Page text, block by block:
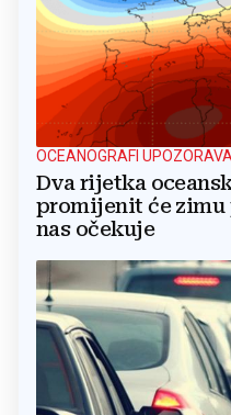
OCEANOGRAFI
Dva rijetka
promijenit će zimu
nas očekuje